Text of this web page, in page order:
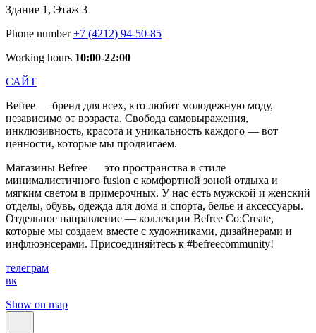
Здание 1, Этаж 3
Phone number+7 (4212) 94-50-85
Working hours 10:00-22:00
САЙТ
Befree — бренд для всех, кто любит молодежную моду,
независимо от возраста. Свобода самовыражения,
инклюзивность, красота и уникальность каждого — вот
ценности, которые мы продвигаем.
Магазины Befree — это пространства в стиле
минималистичного fusion с комфортной зоной отдыха и
мягким светом в примерочных. У нас есть мужской и женский
отделы, обувь, одежда для дома и спорта, белье и аксессуары.
Отдельное направление — коллекции Befree Co:Create,
которые мы создаем вместе с художниками, дизайнерами и
инфлюэнсерами. Присоединяйтесь к #befreecommunity!
телеграм
вк
Show on map